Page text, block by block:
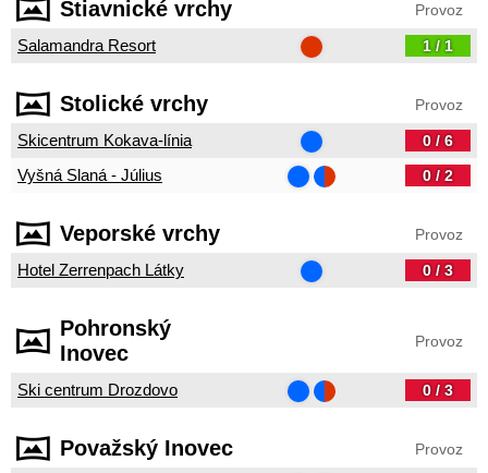
Štiavnické vrchy Provoz
Salamandra Resort 1 / 1
Stolické vrchy Provoz
Skicentrum Kokava-línia 0 / 6
Vyšná Slaná - Július 0 / 2
Veporské vrchy Provoz
Hotel Zerrenpach Látky 0 / 3
Pohronský
Inovec
Provoz
Ski centrum Drozdovo 0 / 3
Považský Inovec Provoz